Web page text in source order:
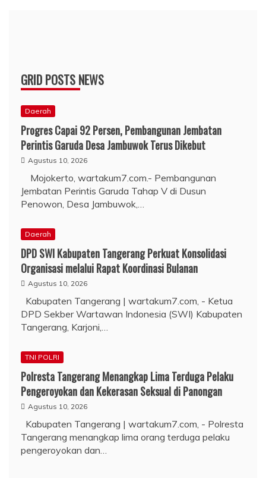
GRID POSTS NEWS
Daerah
Progres Capai 92 Persen, Pembangunan Jembatan
Perintis Garuda Desa Jambuwok Terus Dikebut
Agustus 10, 2026
Mojokerto, wartakum7.com.- Pembangunan
Jembatan Perintis Garuda Tahap V di Dusun
Penowon, Desa Jambuwok,…
Daerah
DPD SWI Kabupaten Tangerang Perkuat Konsolidasi
Organisasi melalui Rapat Koordinasi Bulanan
Agustus 10, 2026
Kabupaten Tangerang | wartakum7.com, - Ketua
DPD Sekber Wartawan Indonesia (SWI) Kabupaten
Tangerang, Karjoni,…
TNI POLRI
Polresta Tangerang Menangkap Lima Terduga Pelaku
Pengeroyokan dan Kekerasan Seksual di Panongan
Agustus 10, 2026
Kabupaten Tangerang | wartakum7.com, - Polresta
Tangerang menangkap lima orang terduga pelaku
pengeroyokan dan…